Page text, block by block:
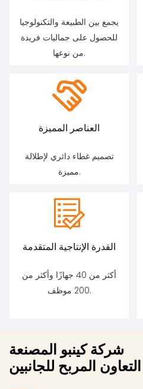
يجمع بين الطبيعة والتكنولوجيا
للحصول على جماليات فريدة
من نوعها.
العناصر المميزة
تصميم غطاء دائري لإطلالة
مميزة.
القدرة الإنتاجية المتقدمة
أكثر من 40 جهازًا وأكثر من
200 موظف.
شركة كينبو المصنعة